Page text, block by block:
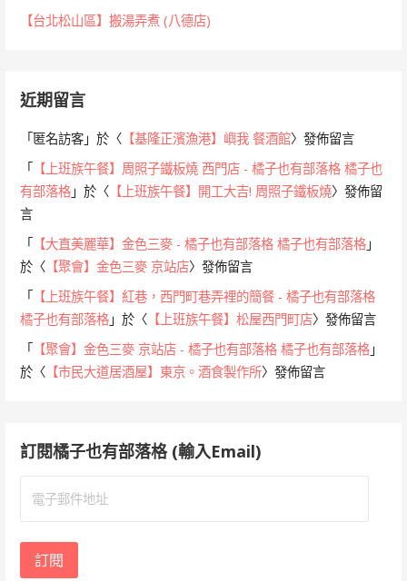
【台北松山區】搬湯弄煮 (八德店)
近期留言
「匿名訪客 」於〈 【基隆正濱漁港】嶼我 餐酒館〉發佈留言
「 【上班族午餐】周照子鐵板燒 西門店 - 橘子也有部落格 橘子也
有部落格 」於〈 【上班族午餐】開工大吉! 周照子鐵板燒〉發佈留
言
「 【大直美麗華】金色三麥 - 橘子也有部落格 橘子也有部落格 」
於〈 【聚會】金色三麥 京站店〉發佈留言
「 【上班族午餐】紅巷，西門町巷弄裡的簡餐 - 橘子也有部落格
橘子也有部落格 」於〈 【上班族午餐】松屋西門町店〉發佈留言
「 【聚會】金色三麥 京站店 - 橘子也有部落格 橘子也有部落格 」
於〈 【市民大道居酒屋】東京。酒食製作所〉發佈留言
訂閱橘子也有部落格 (輸入Email)
地
訂閱